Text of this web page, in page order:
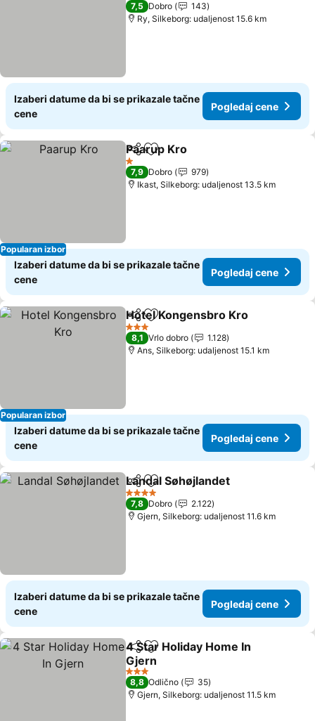
7,5 Dobro
143
Ry, Silkeborg: udaljenost 15.6 km
Izaberi datume da bi se prikazale tačne
cene
Pogledaj cene
Popularan izbor
Deli Dodati u favorite
Paarup Kro
1 Zvezdice
7,9 Dobro
979
Ikast, Silkeborg: udaljenost 13.5 km
Izaberi datume da bi se prikazale tačne
cene
Pogledaj cene
Popularan izbor
Deli Dodati u favorite
Hotel Kongensbro Kro
3 Zvezdice
8,1 Vrlo dobro
1.128
Ans, Silkeborg: udaljenost 15.1 km
Izaberi datume da bi se prikazale tačne
cene
Pogledaj cene
Deli Dodati u favorite
Landal Søhøjlandet
4 Zvezdice
7,8 Dobro
2.122
Gjern, Silkeborg: udaljenost 11.6 km
Izaberi datume da bi se prikazale tačne
cene
Pogledaj cene
Deli Dodati u favorite
4 Star Holiday Home In
Gjern
Pogledaj cene
3 Zvezdice
8,8 Odlično
35
Gjern, Silkeborg: udaljenost 11.5 km